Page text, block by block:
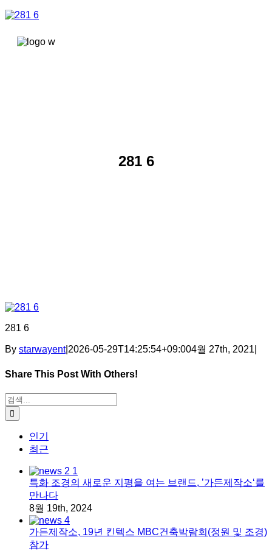
콘텐츠로
281 6
281 6
By starwayent| 2026-05-29T14:25:54+09:004월 27th, 2021
Share This Post With Others!
Facebook
X
Tumblr
Pinterest
이메일
검색:
인기
최근
특화 조경의 새로운 지평을 여는 브랜드, ’가든제작소‘를
만나다
8월 19th, 2024
가든제작소, 19년 킨텍스 MBC건축박람회(정원 및 조경)
참가